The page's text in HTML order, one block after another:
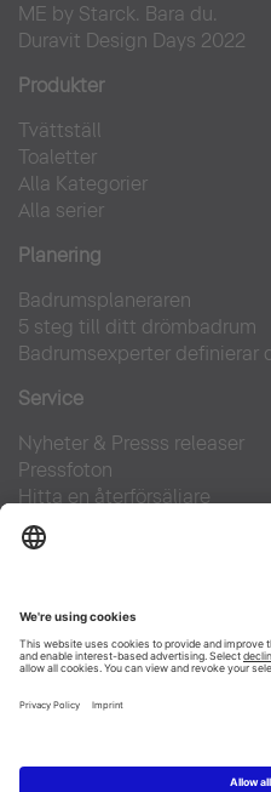
ME by Starck. Bara du.
Duravit Design Days 2022
Produkter
Tvättställ
Toaletter
Alla Kategorier
Alla serier
Planering
Badrumsplaneraren
5 steg till ditt drömbadrum
Badrumsexperter definierar
Service
Nyheter & Presss releaser
Pressfoton
Hitta en återförsäljare
FAQs
Facebook
Pinterest
Copyright © 2026 Duravit